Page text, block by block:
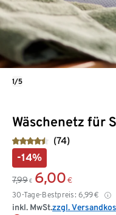
Wäschenetz für
(74)
-14%
7,99 € 6,00 €
30-Tage-Bestpreis: 6,99€
inkl. MwSt.zzgl.
1/5